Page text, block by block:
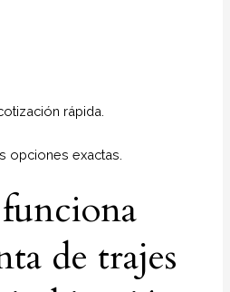
rápida.
opciones exactas.
de trajes